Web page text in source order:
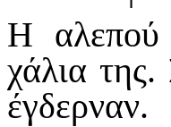
Η αλεπού
χάλια
έγδερναν.